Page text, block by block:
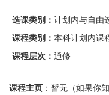
选课类别： 计划内与自由
课程类别： 本科计划内课
课程层次： 通修
课程主页 ：暂无（如果你